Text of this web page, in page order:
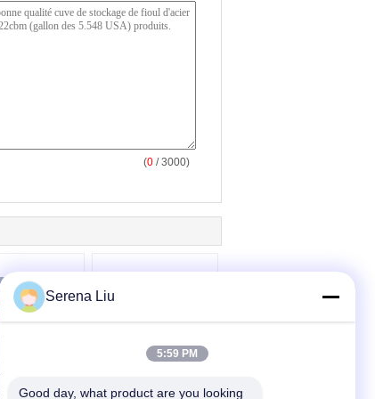
(0 / 3000)
6.472 USA)
réservoir de
de pétrole
Camion 18500L,
gallon de Dongfeng
Serena Liu
5:59 PM
Good day, what product are you looking